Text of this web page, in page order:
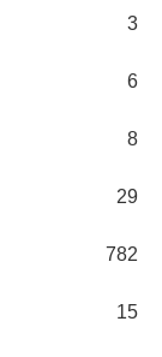
3
6
8
29
782
15